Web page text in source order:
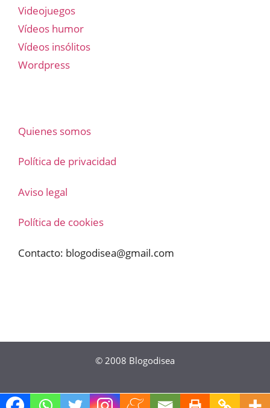
Videojuegos
Vídeos humor
Vídeos insólitos
Wordpress
Quienes somos
Política de privacidad
Aviso legal
Política de cookies
Contacto: blogodisea@gmail.com
© 2008 Blogodisea